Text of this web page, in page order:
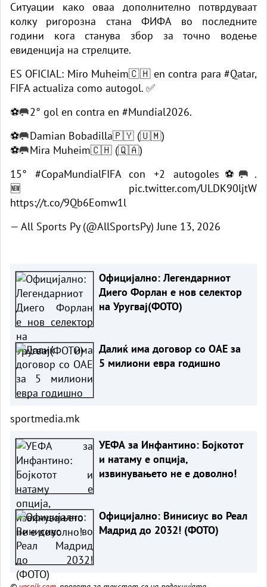
Ситуации како оваа дополнително потврдуваат
колку ригорозна стана ФИФА во последните
години кога станува збор за точно водење
евиденција на стрелците.
ES OFICIAL: Miro Muheim🇨🇭 en contra para #Qatar,
FIFA actualiza como autogol. ✅
⚽🥅2° gol en contra en #Mundial2026.
⚽🥅Damian Bobadilla🇵🇾 (🇺🇲)
⚽🥅Mira Muheim🇨🇭 (🇶🇦)
15° #CopaMundialFIFAcon +2 autogoles⚽🥅.
🆕 pic.twitter.com/ULDK90ljtW
https://t.co/9Qb6Eomw1l
— All Sports Py (@AllSportsPy) June 13, 2026
Официјално: Легендарниот
Диего Форлан е нов селектор
на Уругвај(ФОТО)
Далиќ има договор со ОАЕ за
5 милиони евра годишно
sportmedia.mk
УЕФА за Инфантино: Бојкотот
и натаму е опција,
извинувањето не е доволно!
Официјално: Винисиус во Реал
Мадрид до 2032! (ФОТО)